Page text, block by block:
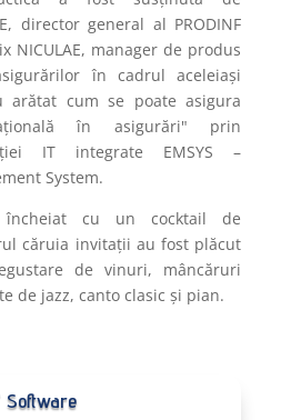
director general al PRODINF
NICULAE, manager de produs
în cadrul aceleiași
arătat cum se poate asigura
în asigurări" prin
IT integrate EMSYS –
System.
încheiat cu un cocktail de
căruia invitații au fost plăcut
de vinuri, mâncăruri
de jazz, canto clasic și pian.
Software